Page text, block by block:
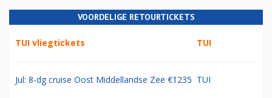
VOORDELIGE RETOURTICKETS
TUI vliegtickets TUI
Jul: 8-dg cruise Oost Middellandse Zee €1235 TUI